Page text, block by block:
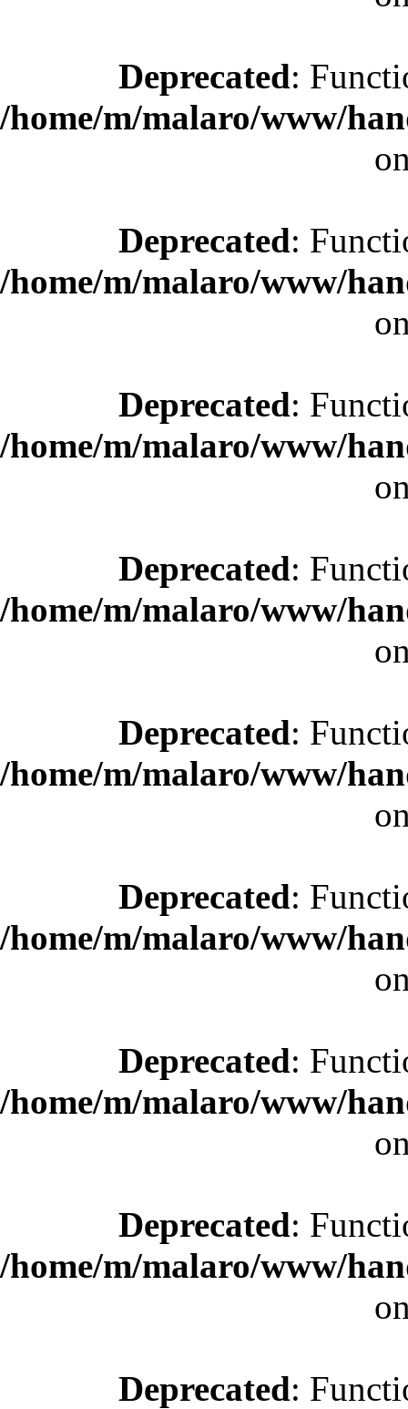
Deprecated:
/home/m/malaro/www/
Deprecated:
/home/m/malaro/www/
Deprecated:
/home/m/malaro/www/
Deprecated:
/home/m/malaro/www/
Deprecated:
/home/m/malaro/www/
Deprecated:
/home/m/malaro/www/
Deprecated:
/home/m/malaro/www/
Deprecated:
/home/m/malaro/www/
Deprecated: